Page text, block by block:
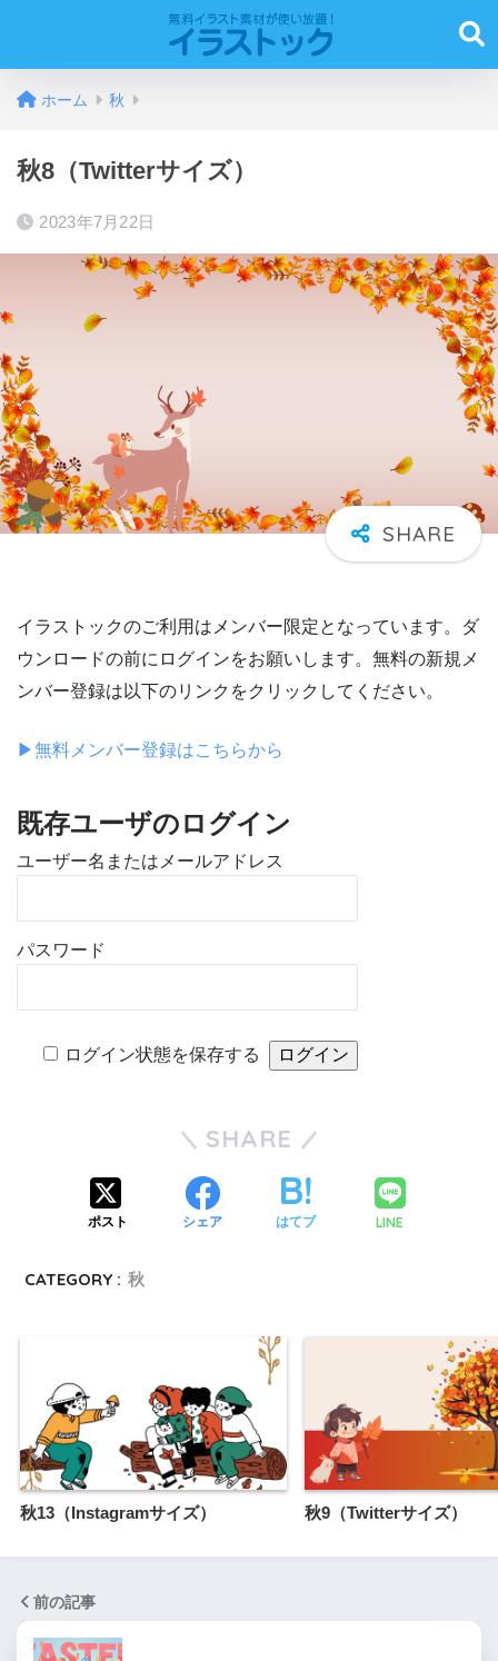
ホーム 秋
秋8（Twitterサイズ）
2023年7月22日
イラストックのご利用はメンバー限定となっています。ダ
ウンロードの前にログインをお願いします。無料の新規メ
ンバー登録は以下のリンクをクリックしてください。
▶︎無料メンバー登録はこちらから
既存ユーザのログイン
ユーザー名またはメールアドレス
パスワード
ログイン状態を保存する
SHARE
ポスト シェア はてブ LINE
CATEGORY : 秋
秋13（Instagramサイズ） 秋9（Twitterサイズ）
前の記事